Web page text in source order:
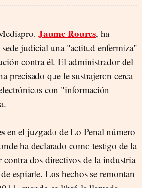
Jaume Roures, ha
judicial una "actitud enfermiza"
contra él. El administrador del
precisado que le sustrajeron cerca
con "información
en el juzgado de Lo Penal número
ha declarado como testigo de la
contra dos directivos de la industria
espiarle. Los hechos se remontan